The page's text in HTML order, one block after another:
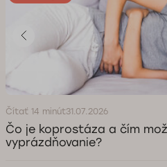
Čítať 14 minút31.07.2026
Čo je koprostáza a čím
vyprázdňovanie?